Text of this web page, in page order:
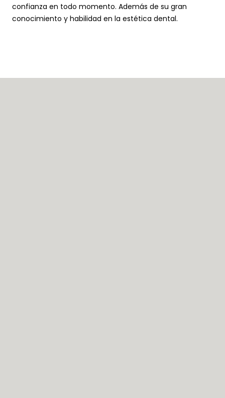
confianza en todo momento. Además de su gran
conocimiento y habilidad en la estética dental.